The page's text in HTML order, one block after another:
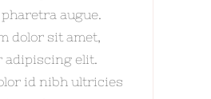
augue.
dolor sit amet,
adipiscing elit.
id nibh ultricies